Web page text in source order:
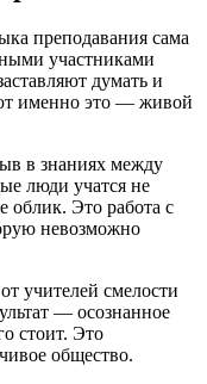
преподавания сама
участниками
думать и
именно это — живой
в знаниях между
люди учатся не
облик. Это работа с
невозможно
учителей смелости
— осознанное
стоит. Это
общество.